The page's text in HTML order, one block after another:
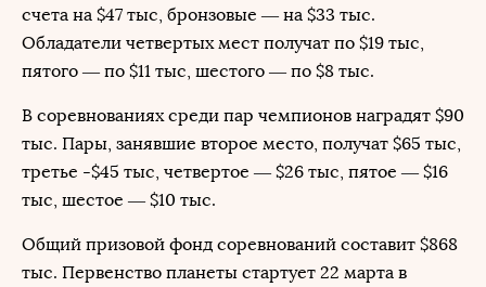
счета на $47 тыс, бронзовые — на $33 тыс.
Обладатели четвертых мест получат по $19 тыс,
пятого — по $11 тыс, шестого — по $8 тыс.
В соревнованиях среди пар чемпионов наградят $90
тыс. Пары, занявшие второе место, получат $65 тыс,
третье -$45 тыс, четвертое — $26 тыс, пятое — $16
тыс, шестое — $10 тыс.
Общий призовой фонд соревнований составит $868
тыс. Первенство планеты стартует 22 марта в